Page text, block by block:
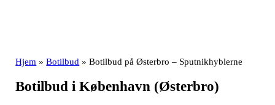
Hjem »Botilbud »Botilbud på Østerbro – Sputnikhyblerne
Botilbud i København (Østerbro)